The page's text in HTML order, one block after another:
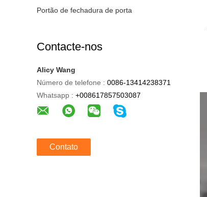
Portão de fechadura de porta
Contacte-nos
Alicy Wang
Número de telefone : 0086-13414238371
Whatsapp : +008617857503087
Contato